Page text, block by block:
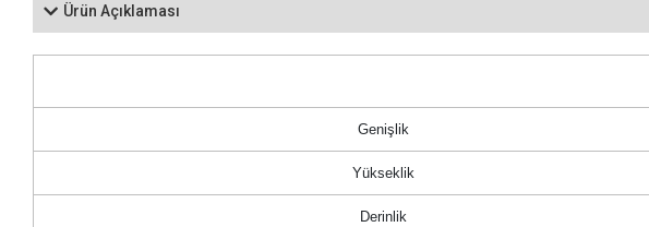
Ürün Açıklaması
Genişlik
Yükseklik
Derinlik